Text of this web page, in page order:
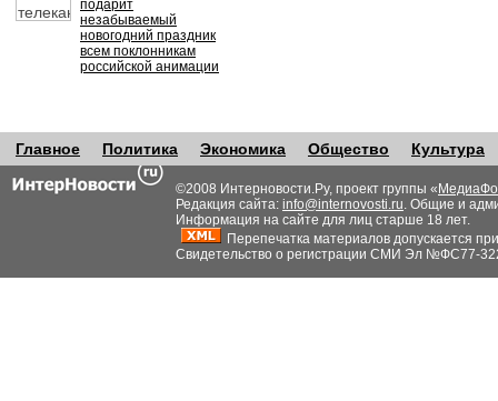
подарит
незабываемый
новогодний праздник
всем поклонникам
российской анимации
Главное Политика Экономика Общество Культура
©2008 Интерновости.Ру, проект группы «
Редакция сайта: info@internovosti.ru. Общие и
Информация на сайте для лиц старше 18 лет.
Перепечатка материалов допускается
Свидетельство о регистрации СМИ Эл №ФС77-